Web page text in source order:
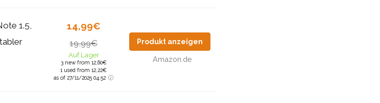
1.5,
14,99€
19,99€
Auf Lager
3 new from 12,60€
1 used from 12,22€
as of 27/11/2025 04:52
Produkt anzeigen
Amazon.de